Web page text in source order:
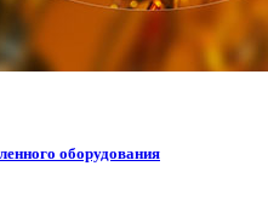
оборудования